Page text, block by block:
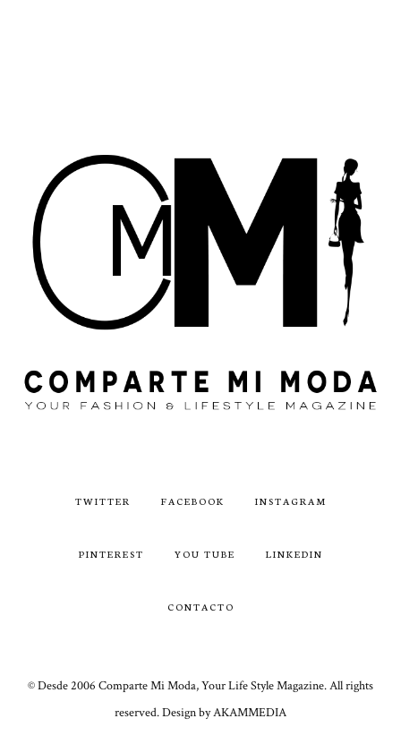
TWITTER FACEBOOK INSTAGRAM
PINTEREST YOU TUBE LINKEDIN
CONTACTO
© Desde 2006 Comparte Mi Moda, Your Life Style Magazine. All rights
reserved. Design by AKAMMEDIA